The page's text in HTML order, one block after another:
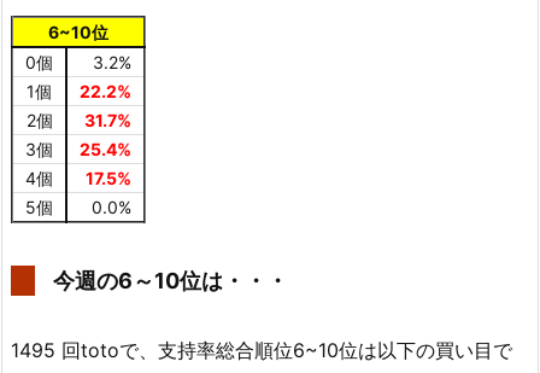
6~10位
0個
3.2%
1個
22.2%
2個
31.7%
3個
25.4%
4個
17.5%
5個
0.0%
今週の6～10位は・・・
1495 回totoで、支持率総合順位6~10位は以下の買い目で